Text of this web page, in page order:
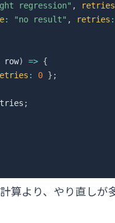
regression" , retries
: "no result" , retries :
row) => {
: 0 } ;
;
算より、やり直しが